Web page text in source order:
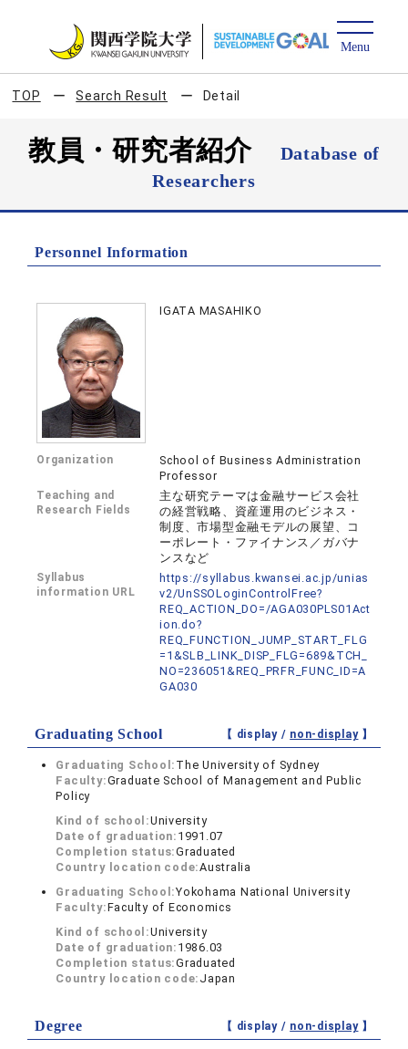
TOP Search Result Detail
教員・研究者紹介
Database of
Researchers
Personnel Information
IGATA MASAHIKO
Organization
School of Business Administration
Professor
Teaching and
Research Fields
主な研究テーマは金融サービス会社
の経営戦略、資産運用のビジネス・
制度、市場型金融モデルの展望、コ
ーポレート・ファイナンス／ガバナ
ンスなど
Syllabus
information URL
https://syllabus.kwansei.ac.jp/unias
v2/UnSSOLoginControlFree?
REQ_ACTION_DO=/AGA030PLS01Act
ion.do?
REQ_FUNCTION_JUMP_START_FLG
=1&SLB_LINK_DISP_FLG=689&TCH_
NO=236051&REQ_PRFR_FUNC_ID=A
GA030
Graduating School 【 display / non-display】
Graduating School: The University of Sydney
Faculty:Graduate School of Management and Public
Policy
Kind of school:University
Date of graduation: 1991.07
Completion status:Graduated
Country location code:Australia
Graduating School:Yokohama National University
Faculty:Faculty of Economics
Kind of school:University
Date of graduation: 1986.03
Completion status:Graduated
Country location code: Japan
Degree 【 display / non-display】